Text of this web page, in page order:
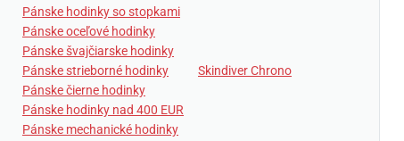
Pánske hodinky so stopkami
Pánske oceľové hodinky
Pánske švajčiarske hodinky
Pánske strieborné hodinky
Skindiver Chrono
Pánske čierne hodinky
Pánske hodinky nad 400 EUR
Pánske mechanické hodinky